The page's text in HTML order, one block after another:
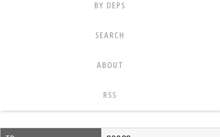
BY DEPS
SEARCH
ABOUT
RSS